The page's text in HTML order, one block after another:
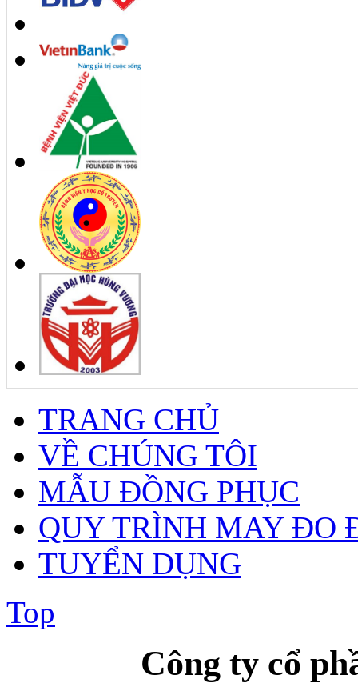
TRANG CHỦ
VỀ CHÚNG TÔI
MẪU ĐỒNG PHỤC
QUY TRÌNH MAY ĐO
TUYỂN DỤNG
Top
Công ty cổ